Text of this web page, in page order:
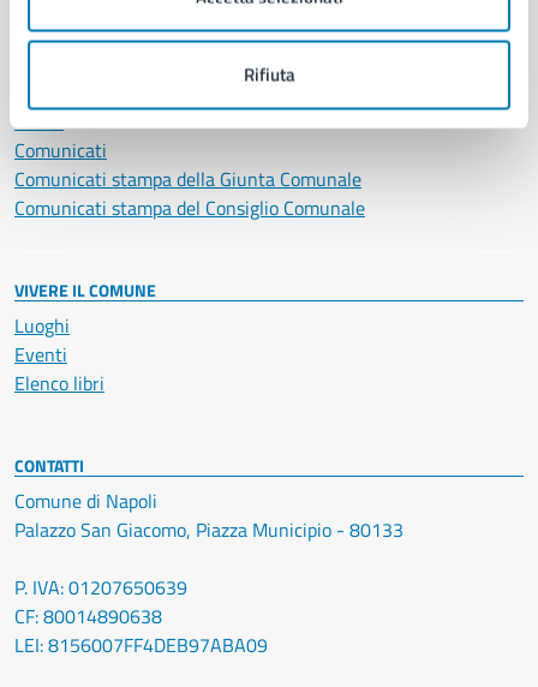
Rifiuta
Avvisi
Comunicati
Comunicati stampa della Giunta Comunale
Comunicati stampa del Consiglio Comunale
VIVERE IL COMUNE
Luoghi
Eventi
Elenco libri
CONTATTI
Comune di Napoli
Palazzo San Giacomo, Piazza Municipio - 80133
P. IVA: 01207650639
CF: 80014890638
LEI: 8156007FF4DEB97ABA09